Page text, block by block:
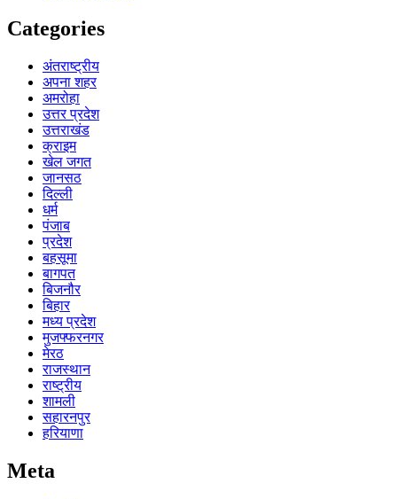
Categories
अंतराष्ट्रीय
अपना शहर
अमरोहा
उत्तर प्रदेश
उत्तराखंड
क्राइम
खेल जगत
जानसठ
दिल्ली
धर्म
पंजाब
प्रदेश
बहसूमा
बागपत
बिजनौर
बिहार
मध्य प्रदेश
मुजफ्फरनगर
मेरठ
राजस्थान
राष्ट्रीय
शामली
सहारनपुर
हरियाणा
Meta